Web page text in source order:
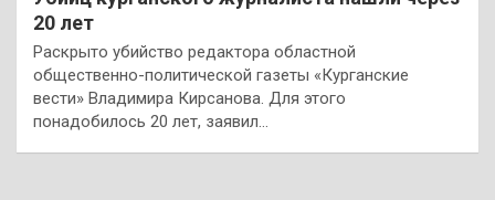
20 лет
Раскрыто убийство редактора областной
общественно-политической газеты «Курганские
вести» Владимира Кирсанова. Для этого
понадобилось 20 лет, заявил…